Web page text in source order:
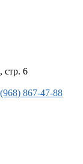
стр. 6
867-47-88